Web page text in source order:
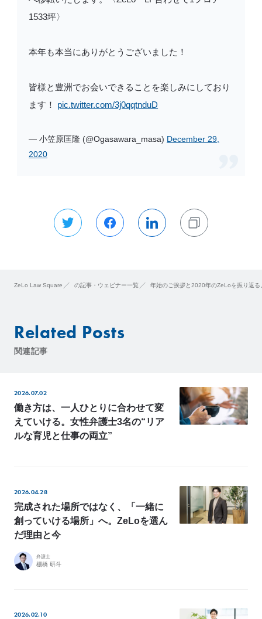
1533坪〉
本年も本当にありがとうございました！
皆様と豊洲でお会いできることを楽しみにしており
ます！ pic.twitter.com/3j0qqtnduD
— 小笠原匡隆 (@Ogasawara_masa) December 29,
2020
ZeLo Law Square の記事・ウェビナー一覧 年始のご挨拶と2020年のZeLoを振り返る
Related Posts
関連記事
2026.07.02
働き方は、一人ひとりに合わせて変
えていける。女性弁護士3名の“リア
ルな育児と仕事の両立”
2026.04.28
完成された場所ではなく、「一緒に
創っていける場所」へ。ZeLoを選ん
だ理由と今
弁護士
棚橋 研斗
2026.02.10